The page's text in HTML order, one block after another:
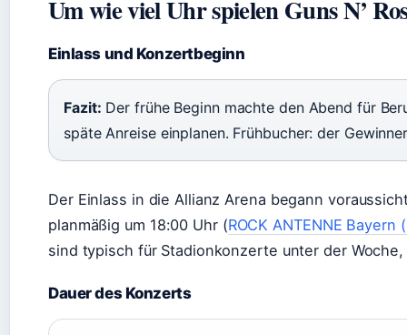
Um wie viel Uhr spielen Guns N’
Einlass und Konzertbeginn
Fazit: Der frühe Beginn machte den Abend für
späte Anreise einplanen. Frühbucher: der
Der Einlass in die Allianz Arena begann
planmäßig um 18:00 Uhr (ROCK ANTENNE
sind typisch für Stadionkonzerte unter der
Dauer des Konzerts